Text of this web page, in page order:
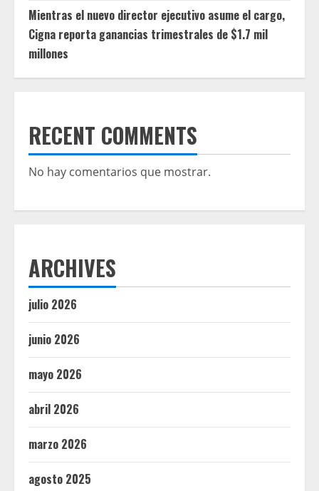
Mientras el nuevo director ejecutivo asume el cargo,
Cigna reporta ganancias trimestrales de $1.7 mil
millones
RECENT COMMENTS
No hay comentarios que mostrar.
ARCHIVES
julio 2026
junio 2026
mayo 2026
abril 2026
marzo 2026
agosto 2025